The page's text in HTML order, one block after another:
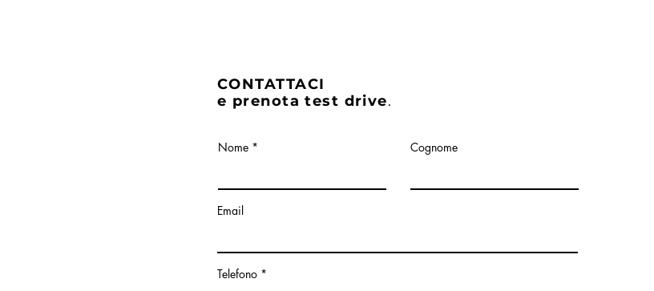
CONTATTACI
e prenota test drive.
Nome Cognome
Email
Telefono